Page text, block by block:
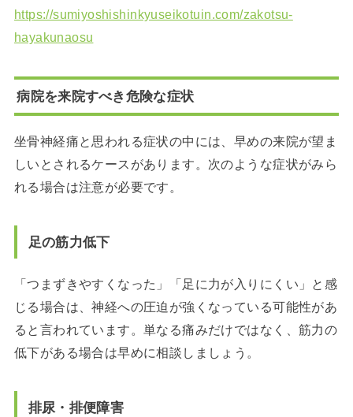
https://sumiyoshishinkyuseikotuin.com/zakotsu-
hayakunaosu
病院を来院すべき危険な症状
坐骨神経痛と思われる症状の中には、早めの来院が望ま
しいとされるケースがあります。次のような症状がみら
れる場合は注意が必要です。
足の筋力低下
「つまずきやすくなった」「足に力が入りにくい」と感
じる場合は、神経への圧迫が強くなっている可能性があ
ると言われています。単なる痛みだけではなく、筋力の
低下がある場合は早めに相談しましょう。
排尿・排便障害